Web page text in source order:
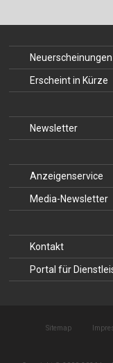
Neuerscheinungen
Erscheint in Kürze
Newsletter
Anzeigenservice
Media-Newsletter
Kontakt
Portal für
Sitemap